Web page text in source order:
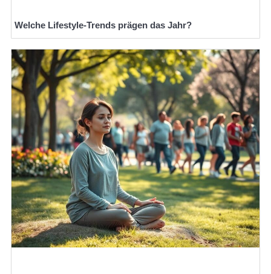
Welche Lifestyle-Trends prägen das Jahr?